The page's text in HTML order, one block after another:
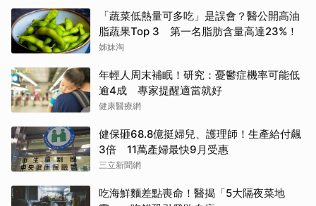
「蔬菜低熱量可多吃」是誤會？醫公開高油
脂蔬果Top 3 第一名脂肪含量高達23%！
姊妹淘
年輕人周末補眠！研究：憂鬱症機率可能低
逾4成 專家提醒適當就好
健康醫療網
健保砸68.8億挺婦兒、護理師！生產給付飆
3倍 11萬產婦最快9月受惠
三立新聞網
吃海鮮麵差點喪命！醫揭「5大隔夜菜地